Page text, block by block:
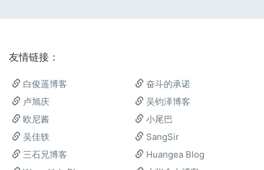
友情链接：
白俊遥博客
奋斗的承诺
卢旭庆
吴钧泽博客
欧尼酱
小尾巴
吴佳轶
SangSir
三石兄博客
Huangea Blog